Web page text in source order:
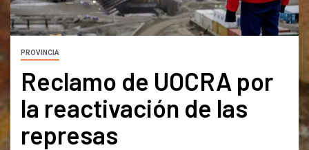
PROVINCIA
Reclamo de UOCRA por
la reactivación de las
represas